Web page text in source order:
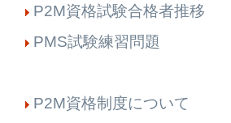
P2M資格試験合格者推移
PMS試験練習問題
P2M資格制度について